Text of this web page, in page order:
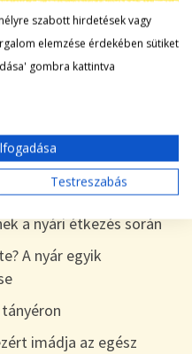
a nyártól
a nyári étkezés során
A nyár egyik
imádja az egész
szabott hirdetések vagy
elemzése érdekében sütiket
gombra kattintva
Testreszabás